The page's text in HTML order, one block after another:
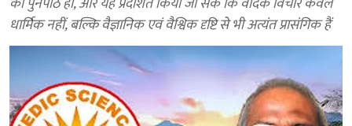
धार्मिक नहीं, बल्कि वैज्ञानिक एवं वैश्विक दृष्टि से भी अत्यंत प्रासंगिक हैं